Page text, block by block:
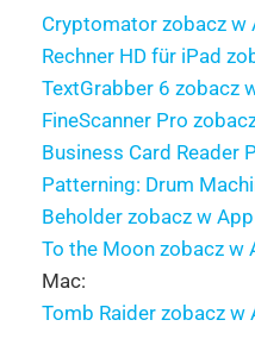
Cryptomator zobacz w
Rechner HD für iPad
TextGrabber 6 zobacz
FineScanner Pro
Business Card Reader
Patterning: Drum
Beholder zobacz w
To the Moon zobacz w
Mac:
Tomb Raider zobacz w